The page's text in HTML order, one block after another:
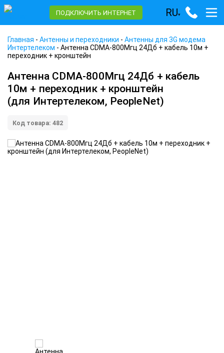
ПОДКЛЮЧИТЬ ИНТЕРНЕТ RU▾
Главная - Антенны и переходники - Антенны для 3G модема
Интертелеком - Антенна CDMA-800Мгц 24Дб + кабель 10м +
переходник + кронштейн
Антенна CDMA-800Мгц 24Дб + кабель
10м + переходник + кронштейн
(для Интертелеком, PeopleNet)
Код товара: 482